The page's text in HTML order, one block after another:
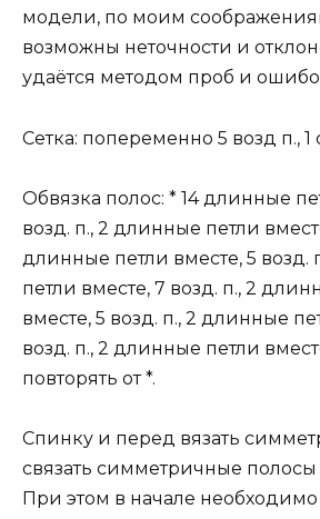
модели, по моим
возможны неточности и
удаётся методом проб и
Сетка: попеременно 5 возд п., 1
Обвязка полос: * 14 длинные
возд. п., 2 длинные петли
длинные петли вместе, 5 возд.
петли вместе, 7 возд. п., 2
вместе, 5 возд. п., 2 длинные
возд. п., 2 длинные петли
повторять от *.
Спинку и перед вязать
связать симметричные
При этом в начале необходимо